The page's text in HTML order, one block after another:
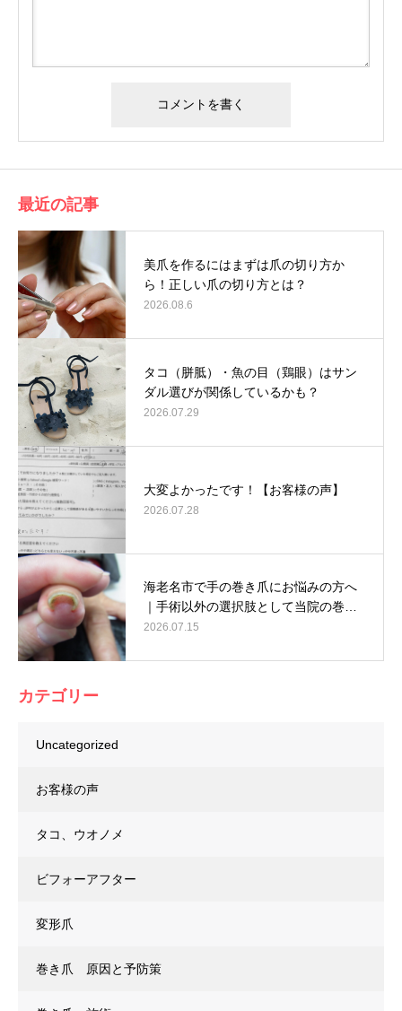
最近の記事
美爪を作るにはまずは爪の切り方か
ら！正しい爪の切り方とは？
2026.08.6
タコ（胼胝）・魚の目（鶏眼）はサン
ダル選びが関係しているかも？
2026.07.29
大変よかったです！【お客様の声】
2026.07.28
海老名市で手の巻き爪にお悩みの方へ
｜手術以外の選択肢として当院の巻…
2026.07.15
カテゴリー
Uncategorized
お客様の声
タコ、ウオノメ
ビフォーアフター
変形爪
巻き爪 原因と予防策